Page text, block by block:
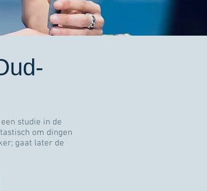
studie in de
om dingen
gaat later de